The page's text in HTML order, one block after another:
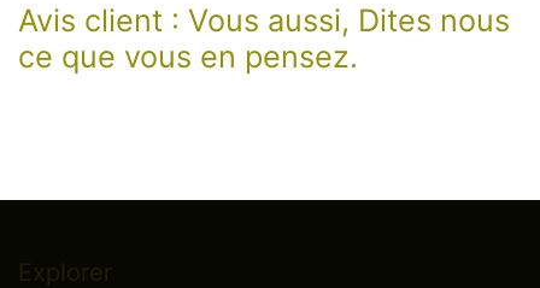
Avis client : Vous aussi, Dites nous
ce que vous en pensez.